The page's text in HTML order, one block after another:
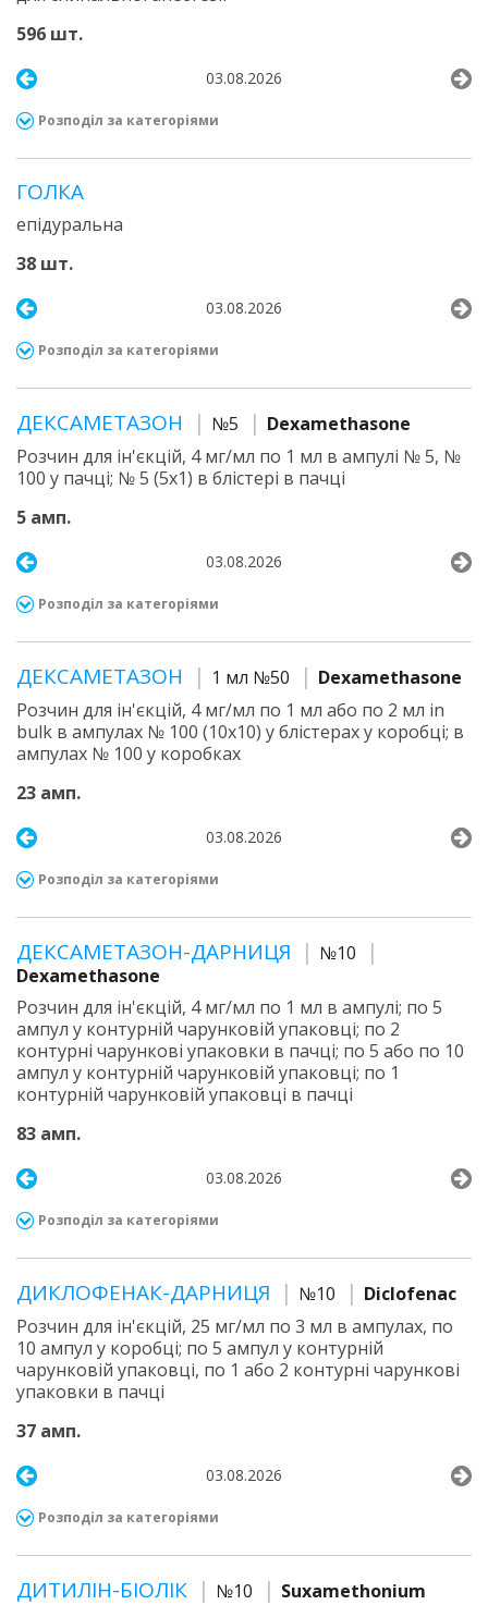
596 шт.
03.08.2026
Розподіл за категоріями
ГОЛКА
епідуральна
38 шт.
03.08.2026
Розподіл за категоріями
ДЕКСАМЕТАЗОН №5
Dexamethasone
Розчин для ін'єкцій, 4 мг/мл по 1 мл в ампулі № 5, №
100 у пачці; № 5 (5х1) в блістері в пачці
5 амп.
03.08.2026
Розподіл за категоріями
ДЕКСАМЕТАЗОН 1 мл №50
Dexamethasone
Розчин для ін'єкцій, 4 мг/мл по 1 мл або по 2 мл in
bulk в ампулах № 100 (10х10) у блістерах у коробці; в
ампулах № 100 у коробках
23 амп.
03.08.2026
Розподіл за категоріями
ДЕКСАМЕТАЗОН-ДАРНИЦЯ
№10
Dexamethasone
Розчин для ін'єкцій, 4 мг/мл по 1 мл в ампулі; по 5
ампул у контурній чарунковій упаковці; по 2
контурні чарункові упаковки в пачці; по 5 або по 10
ампул у контурній чарунковій упаковці; по 1
контурній чарунковій упаковці в пачці
83 амп.
03.08.2026
Розподіл за категоріями
ДИКЛОФЕНАК-ДАРНИЦЯ №10
Diclofenac
Розчин для ін'єкцій, 25 мг/мл по 3 мл в ампулах, по
10 ампул у коробці; по 5 ампул у контурній
чарунковій упаковці, по 1 або 2 контурні чарункові
упаковки в пачці
37 амп.
03.08.2026
Розподіл за категоріями
ДИТИЛІН-БІОЛІК №10
Suxamethonium